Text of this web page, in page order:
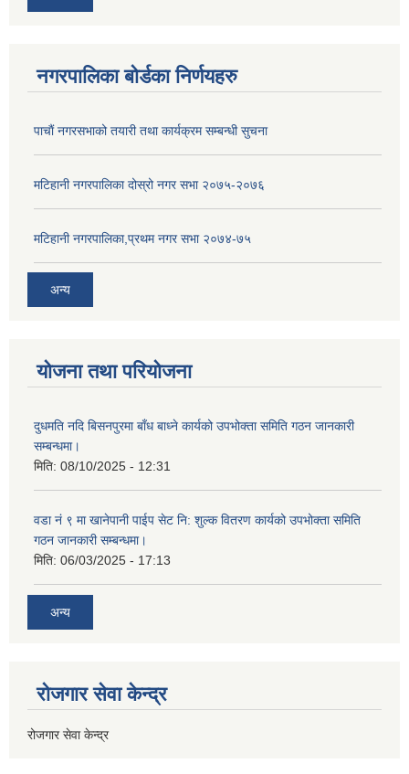
नगरपालिका बोर्डका निर्णयहरु
पाचाैं नगरसभाको तयारी तथा कार्यक्रम सम्बन्धी सुचना
मटिहानी नगरपालिका दोस्रो नगर सभा २०७५-२०७६
मटिहानी नगरपालिका,प्रथम नगर सभा २०७४-७५
अन्य
योजना तथा परियोजना
दुधमति नदि बिसनपुरमा बाँध बाध्ने कार्यको उपभोक्ता समिति गठन जानकारी
सम्बन्धमा।
मिति: 08/10/2025 - 12:31
वडा नं ९ मा खानेपानी पाईप सेट नि: शुल्क वितरण कार्यको उपभोक्ता समिति
गठन जानकारी सम्बन्धमा।
मिति: 06/03/2025 - 17:13
अन्य
रोजगार सेवा केन्द्र
रोजगार सेवा केन्द्र